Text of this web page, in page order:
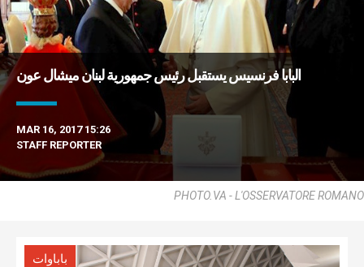
البابا فرنسيس يستقبل رئيس جمهورية لبنان ميشال عون
MAR 16, 2017 15:26
STAFF REPORTER
PHOTO.VA - L'OSSERVATORE ROMANO
باباوات